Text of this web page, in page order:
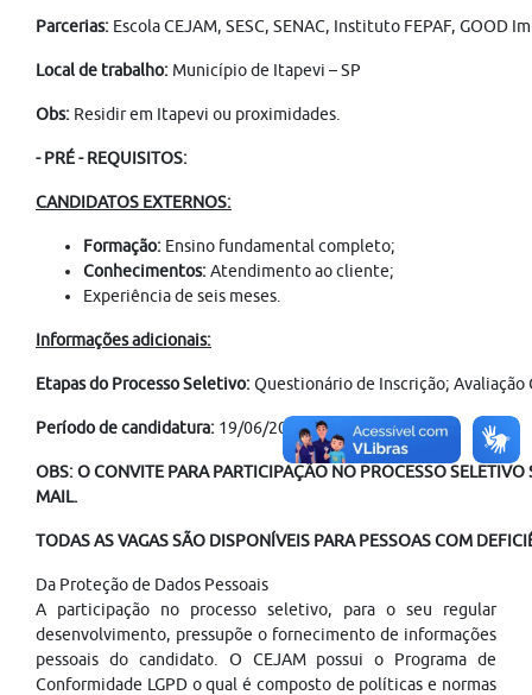
Parcerias: Escola CEJAM, SESC, SENAC, Instituto FEPAF, GOOD
Local de trabalho: Município de Itapevi –SP
Obs: Residir em Itapevi ou proximidades.
- PRÉ - REQUISITOS:
CANDIDATOS EXTERNOS:
Formação: Ensino fundamental completo;
Conhecimentos:Atendimento ao cliente;
Experiência de seis meses.
Informações adicionais:
Etapas do Processo Seletivo:Questionário de Inscrição;
Período de candidatura: 19/06/2026 à 30/07/2026
OBS: O CONVITE PARA PARTICIPAÇÃO NO PROCESSO SELETIVO
MAIL.
TODAS AS VAGAS SÃO DISPONÍVEIS PARA PESSOAS COM
Da Proteção de Dados Pessoais
A participação no processo seletivo, para o seu regular
desenvolvimento, pressupõe o fornecimento de informações
pessoais do candidato. O CEJAM possui o Programa de
Conformidade LGPD o qual é composto de políticas e normas